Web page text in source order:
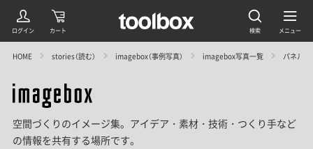
HOME stories（読む） imagebox（事例写真） imagebox写真一覧 パネル
空間づくりのイメージ集。アイデア・素材・技術・つくり手など
の情報を共有する場所です。